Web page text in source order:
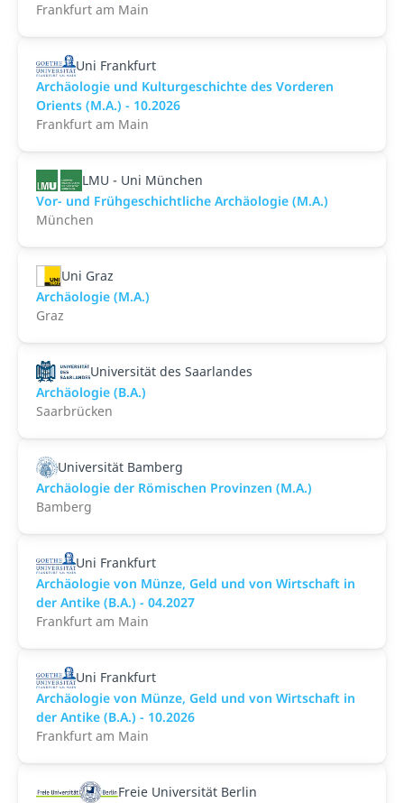
Frankfurt am Main
Uni Frankfurt
Archäologie und Kulturgeschichte des Vorderen
Orients (M.A.) - 10.2026
Frankfurt am Main
LMU - Uni München
Vor- und Frühgeschichtliche Archäologie (M.A.)
München
Uni Graz
Archäologie (M.A.)
Graz
Universität des Saarlandes
Archäologie (B.A.)
Saarbrücken
Universität Bamberg
Archäologie der Römischen Provinzen (M.A.)
Bamberg
Uni Frankfurt
Archäologie von Münze, Geld und von Wirtschaft in
der Antike (B.A.) - 04.2027
Frankfurt am Main
Uni Frankfurt
Archäologie von Münze, Geld und von Wirtschaft in
der Antike (B.A.) - 10.2026
Frankfurt am Main
Freie Universität Berlin